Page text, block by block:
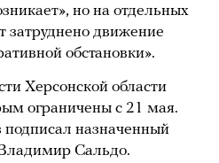
но на отдельных
затруднено движение
обстановки».
Херсонской области
ограничены с 21 мая.
назначенный
Сальдо.